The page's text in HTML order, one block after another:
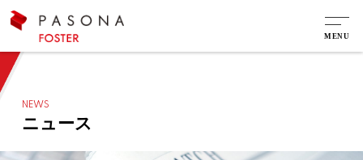
NEWS
ニュース